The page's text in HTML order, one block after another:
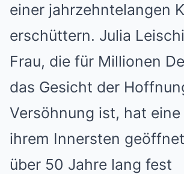
einer jahrzehntelangen
erschüttern. Julia
Frau, die für Millionen
das Gesicht der
Versöhnung ist, hat eine
ihrem Innersten
über 50 Jahre lang fest